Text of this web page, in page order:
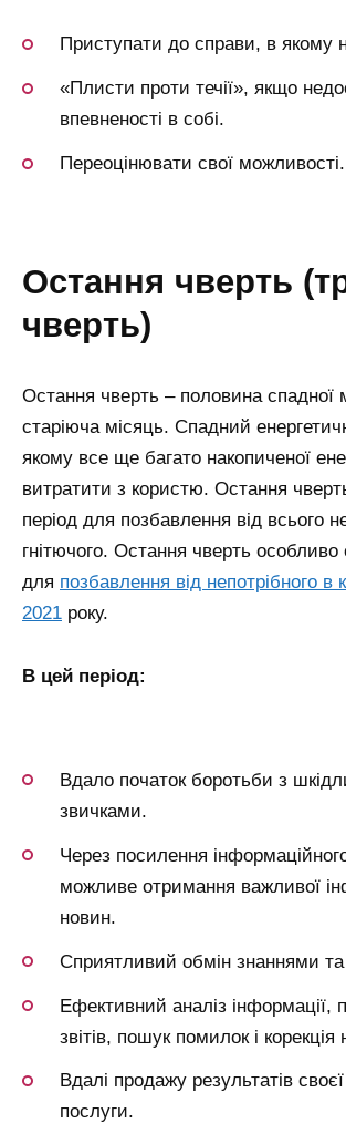
Приступати до справи, в якому
«Плисти проти течії», якщо
впевненості в собі.
Переоцінювати свої можливості.
остання чверть (третя
чверть)
Остання чверть – половина спадної
старіюча місяць. Спадний
якому все ще багато накопиченої
витратити з користю. Остання
період для позбавлення від всього
гнітючого. Остання чверть особливо
для позбавлення від непотрібного в
2021 року.
В цей період:
Вдало початок боротьби з
звичками.
Через посилення
можливе отримання важливої
новин.
Сприятливий обмін знаннями
Ефективний аналіз інформації,
звітів, пошук помилок і корекція
Вдалі продажу результатів
послуги.